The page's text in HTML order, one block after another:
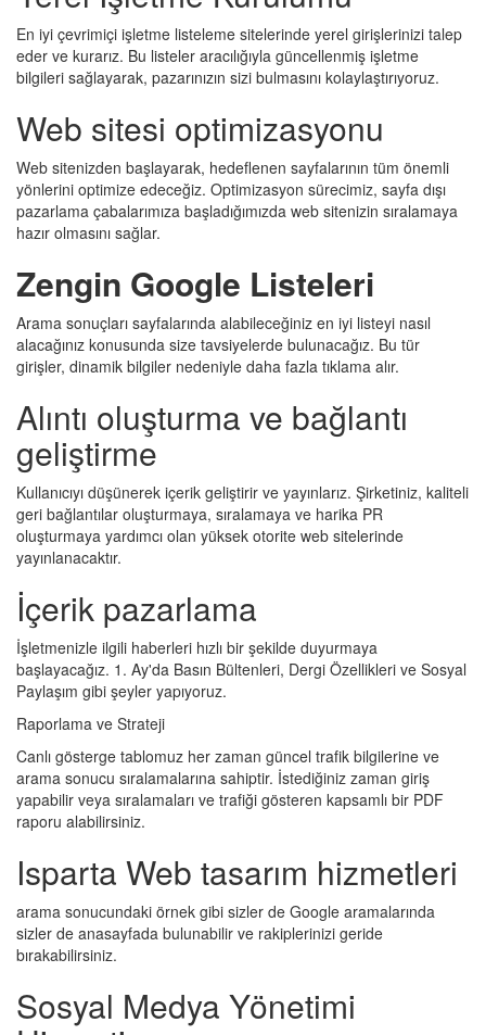
En iyi çevrimiçi işletme listeleme sitelerinde yerel girişlerinizi talep
eder ve kurarız. Bu listeler aracılığıyla güncellenmiş işletme
bilgileri sağlayarak, pazarınızın sizi bulmasını kolaylaştırıyoruz.
Web sitesi optimizasyonu
Web sitenizden başlayarak, hedeflenen sayfalarının tüm önemli
yönlerini optimize edeceğiz. Optimizasyon sürecimiz, sayfa dışı
pazarlama çabalarımıza başladığımızda web sitenizin sıralamaya
hazır olmasını sağlar.
Zengin Google Listeleri
Arama sonuçları sayfalarında alabileceğiniz en iyi listeyi nasıl
alacağınız konusunda size tavsiyelerde bulunacağız. Bu tür
girişler, dinamik bilgiler nedeniyle daha fazla tıklama alır.
Alıntı oluşturma ve bağlantı
geliştirme
Kullanıcıyı düşünerek içerik geliştirir ve yayınlarız. Şirketiniz, kaliteli
geri bağlantılar oluşturmaya, sıralamaya ve harika PR
oluşturmaya yardımcı olan yüksek otorite web sitelerinde
yayınlanacaktır.
İçerik pazarlama
İşletmenizle ilgili haberleri hızlı bir şekilde duyurmaya
başlayacağız. 1. Ay'da Basın Bültenleri, Dergi Özellikleri ve Sosyal
Paylaşım gibi şeyler yapıyoruz.
Raporlama ve Strateji
Canlı gösterge tablomuz her zaman güncel trafik bilgilerine ve
arama sonucu sıralamalarına sahiptir. İstediğiniz zaman giriş
yapabilir veya sıralamaları ve trafiği gösteren kapsamlı bir PDF
raporu alabilirsiniz.
Isparta Web tasarım hizmetleri
arama sonucundaki örnek gibi sizler de Google aramalarında
sizler de anasayfada bulunabilir ve rakiplerinizi geride
bırakabilirsiniz.
Sosyal Medya Yönetimi